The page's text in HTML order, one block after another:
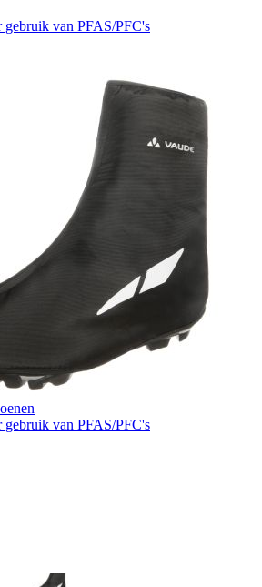
gebruik van PFAS/PFC's
gebruik van PFAS/PFC's